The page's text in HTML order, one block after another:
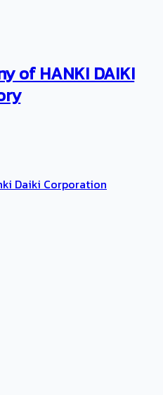
of HANKI DAIKI